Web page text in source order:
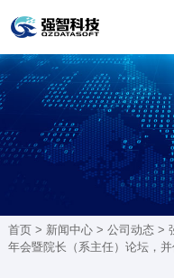
首页 > 新闻中心> 公司动态>
年会暨院长（系主任）论坛，